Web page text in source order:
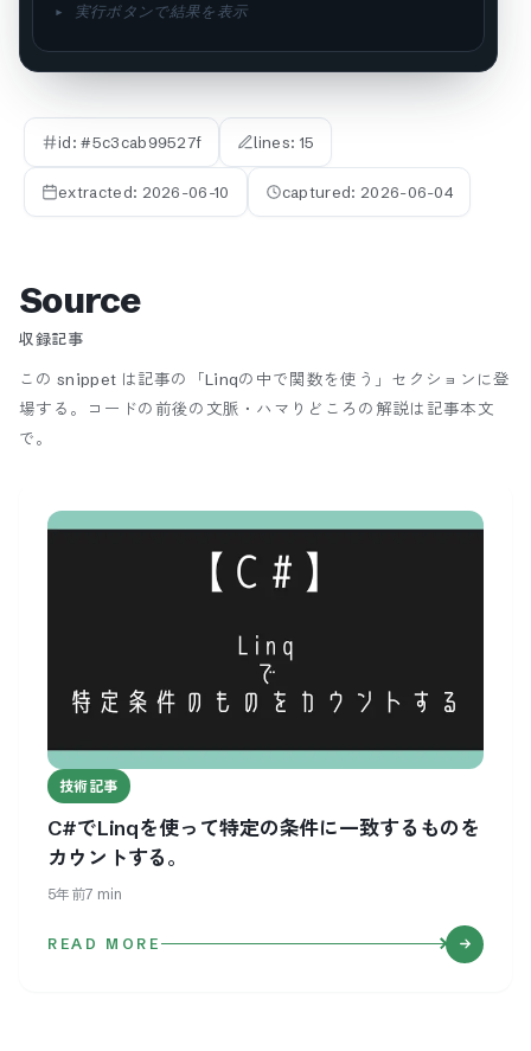
▸ 実行ボタンで結果を表示
id: #5c3cab99527f lines: 15
extracted: 2026-06-10 captured: 2026-06-04
Source
収録記事
この snippet は記事の「Linqの中で関数を使う」セクションに登
場する。
コードの前後の文脈・ハマりどころの解説は記事本文
で。
技術記事
C#でLinqを使って特定の条件に一致するものを
カウントする。
5年前7 min
READ MORE